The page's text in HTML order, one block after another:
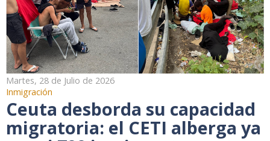
Martes, 28 de Julio de 2026
Inmigración
Ceuta desborda su capacidad
migratoria: el CETI alberga ya